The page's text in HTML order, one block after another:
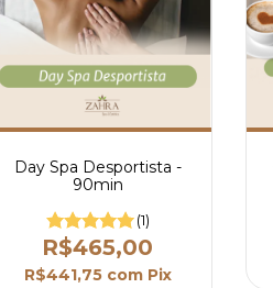
Day Spa Desportista -
90min
(1)
R$465,00
R$441,75 com Pix